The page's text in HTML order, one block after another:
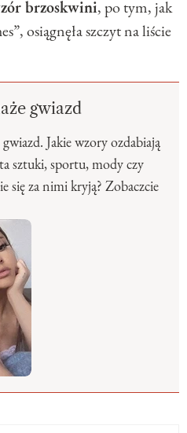
brzoskwini, po tym, jak
osiągnęła szczyt na liście
gwiazd
Jakie wzory ozdabiają
sztuki, sportu, mody czy
się za nimi kryją? Zobaczcie